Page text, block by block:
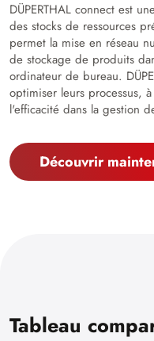
DÜPERTHAL connect est
des stocks de ressources
permet la mise en réseau
de stockage de produits
ordinateur de bureau.
optimiser leurs processus,
l'efficacité dans la gestion
Découvrir
Tableau